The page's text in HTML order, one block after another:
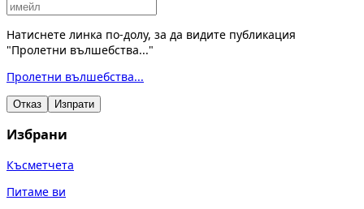
Натиснете линка по-долу, за да видите публикация
"Пролетни вълшебства..."
Пролетни вълшебства...
Отказ Изпрати
Избрани
Късметчета
Питаме ви